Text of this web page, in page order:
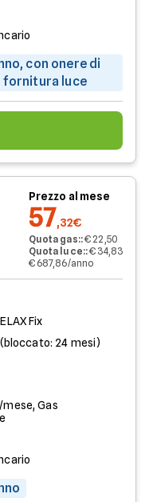
con onere di
fornitura luce
Prezzo al mese
57,32€
Quota gas::€ 22,50
Quota luce::€ 34,83
€ 687,86/anno
Fix
24 mesi)
Gas